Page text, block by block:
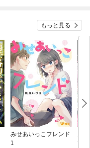
もっと見る
みせあいっこフレンド
1
す